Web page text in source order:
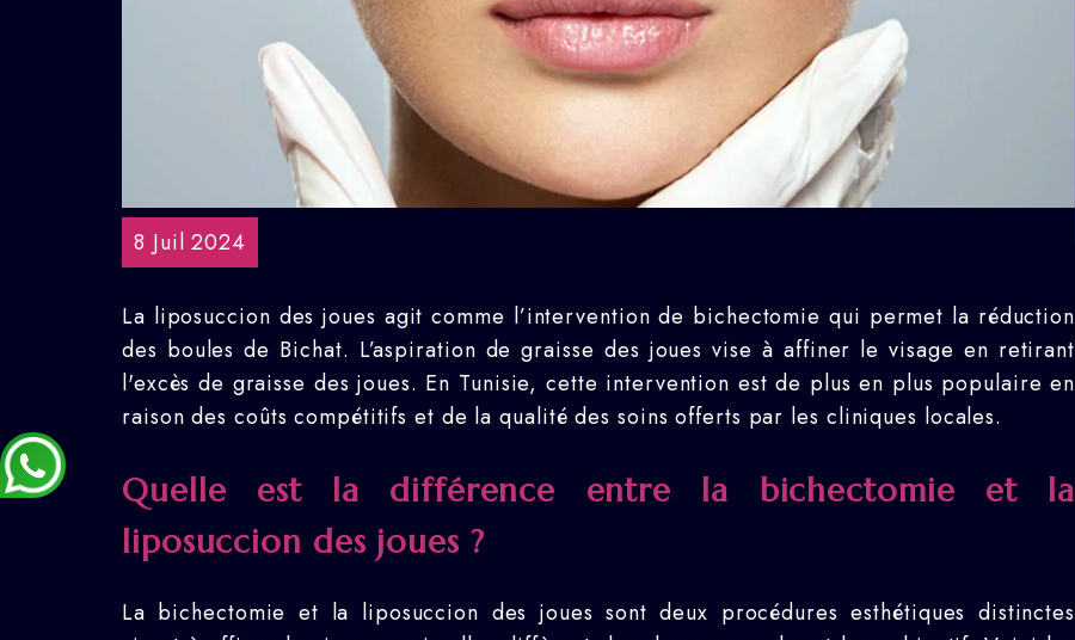
8 Juil 2024
La liposuccion des joues agit comme l’intervention de bichectomie qui permet la réduction
des boules de Bichat. L’aspiration de graisse des joues vise à affiner le visage en retirant
l'excès de graisse des joues. En Tunisie, cette intervention est de plus en plus populaire en
raison des coûts compétitifs et de la qualité des soins offerts par les cliniques locales.
Quelle est la différence entre la bichectomie et la
liposuccion des joues ?
La bichectomie et la liposuccion des joues sont deux procédures esthétiques distinctes